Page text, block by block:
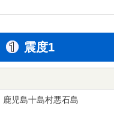
震度1
鹿児島十島村悪石島